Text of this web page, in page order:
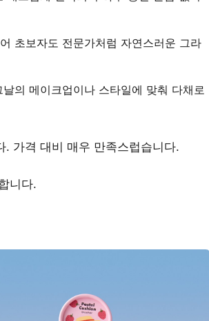
초보자도 전문가처럼 자연스러운 그라
의 메이크업이나 스타일에 맞춰 다채로
가격 대비 매우 만족스럽습니다.
니다.